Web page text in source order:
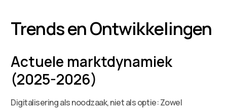
Trends en Ontwikkelingen
Actuele marktdynamiek
(2025-2026)
Digitalisering als noodzaak, niet als optie: Zowel